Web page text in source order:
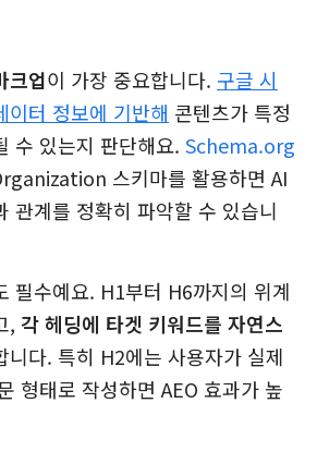
크업이 가장 중요합니다. 구글 시
이터 정보에 기반해 콘텐츠가 특정
수 있는지 판단해요. Schema.org
스키마를 활용하면 AI
관계를 정확히 파악할 수 있습니
필수예요. H1부터 H6까지의 위계
, 각 헤딩에 타겟 키워드를 자연스
니다. 특히 H2에는 사용자가 실제
형태로 작성하면 AEO 효과가 높